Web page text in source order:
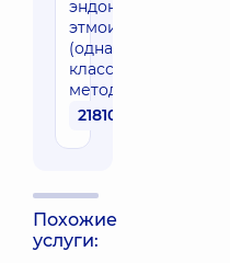
эндоназальная
этмоидотомия
(одна сторона)
классическим
методом
21810 грн
Похожие
услуги: